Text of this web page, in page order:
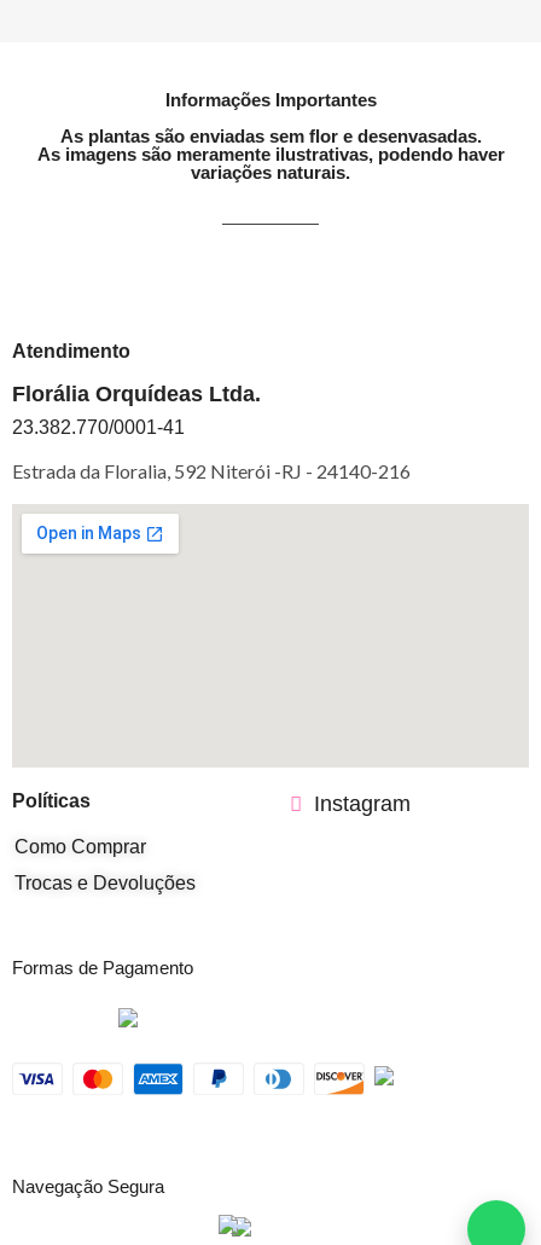
Informações Importantes
As plantas são enviadas sem flor e desenvasadas.
As imagens são meramente ilustrativas, podendo haver
variações naturais.
Atendimento
Florália Orquídeas Ltda.
23.382.770/0001-41
Estrada da Floralia, 592 Niterói -RJ - 24140-216
Políticas
Como Comprar
Trocas e Devoluções
Instagram
Formas de Pagamento
Navegação Segura